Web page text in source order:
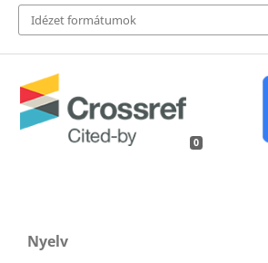
Idézet formátumok
0
Nyelv